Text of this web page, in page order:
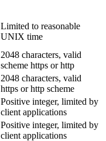
Limited to reasonable
UNIX time
2048 characters, valid
scheme https or http
2048 characters, valid
https or http scheme
Positive integer, limited by
client applications
Positive integer, limited by
client applications